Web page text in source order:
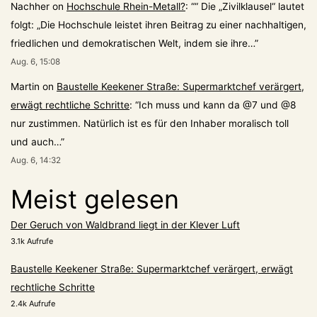
Nachher on Hochschule Rhein-Metall?: ““ Die „Zivilklausel“ lautet
folgt: „Die Hochschule leistet ihren Beitrag zu einer nachhaltigen,
friedlichen und demokratischen Welt, indem sie ihre…”
Aug. 6, 15:08
Martin on Baustelle Keekener Straße: Supermarktchef verärgert,
erwägt rechtliche Schritte: “Ich muss und kann da @7 und @8
nur zustimmen. Natürlich ist es für den Inhaber moralisch toll
und auch…”
Aug. 6, 14:32
Meist gelesen
Der Geruch von Waldbrand liegt in der Klever Luft
3.1k Aufrufe
Baustelle Keekener Straße: Supermarktchef verärgert, erwägt
rechtliche Schritte
2.4k Aufrufe